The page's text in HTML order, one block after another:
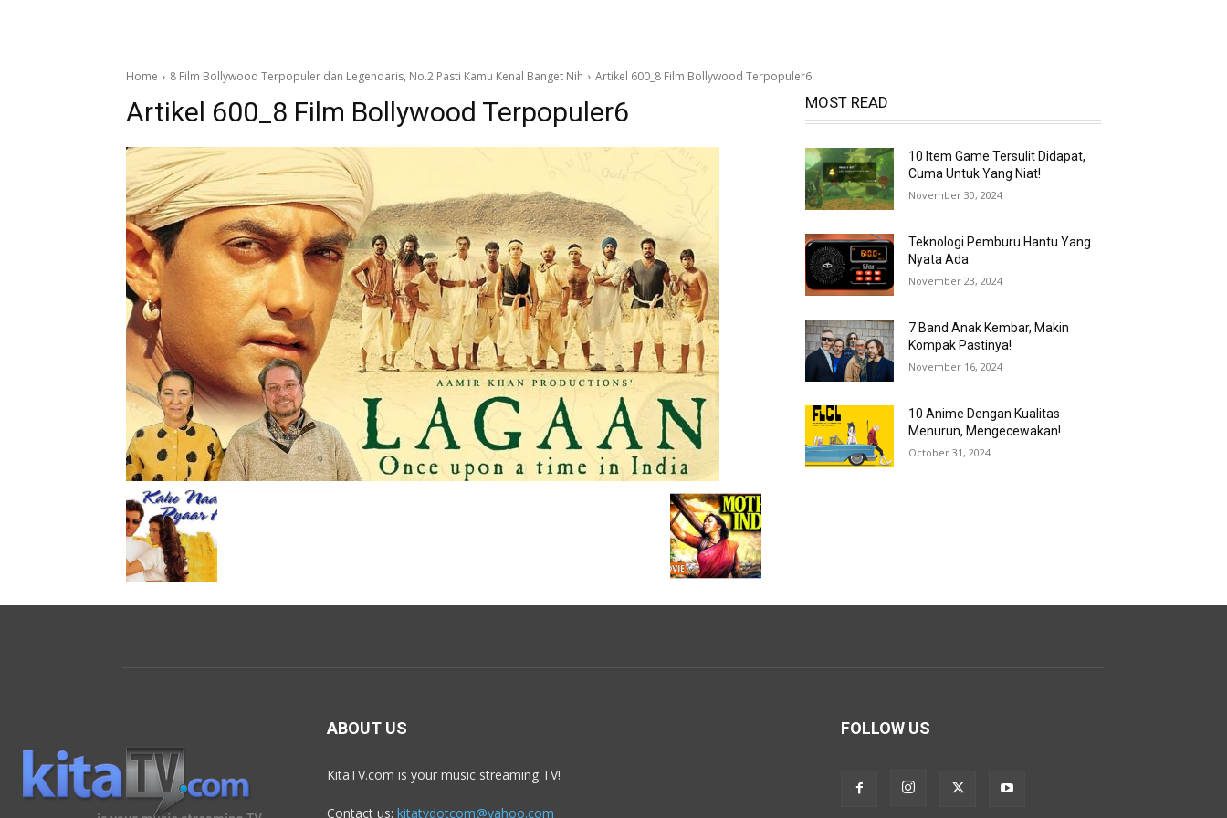
Home 8 Film Bollywood Terpopuler dan Legendaris, No.2 Pasti Kamu Kenal Banget Nih Artikel 600_8 Film Bollywood Terpopuler6
Artikel 600_8 Film Bollywood Terpopuler6 MOST READ
10 Item Game Tersulit Didapat,
Cuma Untuk Yang Niat!
November 30, 2024
Teknologi Pemburu Hantu Yang
Nyata Ada
November 23, 2024
7 Band Anak Kembar, Makin
Kompak Pastinya!
November 16, 2024
10 Anime Dengan Kualitas
Menurun, Mengecewakan!
October 31, 2024
ABOUT US
KitaTV.com is your music streaming TV!
Contact us: kitatvdotcom@yahoo.com
FOLLOW US